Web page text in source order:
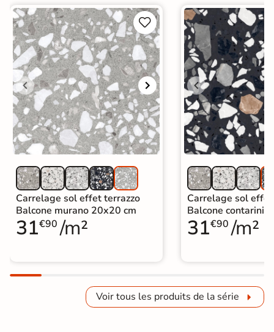


Carrelage sol effet terrazzo
Balcone murano 20x20 cm
31€90 /m²
Carrelage sol
Balcone contarini
31€90 /m²
Voir tous les produits de la série